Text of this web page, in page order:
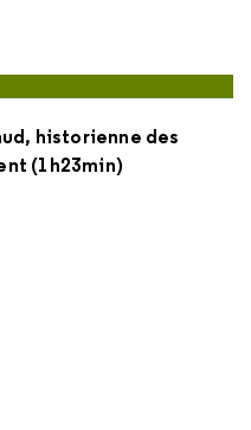
historienne des
(1h23min)